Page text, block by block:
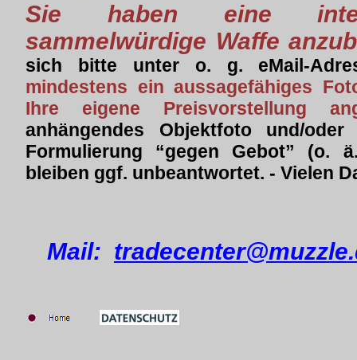
Sie haben eine
sammelwürdige Waffe
sich bitte unter o. g. eMail-
mindestens ein aussagefähiges
Ihre eigene Preisvorstellung
anhängendes Objektfoto und/
Formulierung “gegen Gebot” (o.
bleiben ggf. unbeantwortet. - Vielen
Mail: